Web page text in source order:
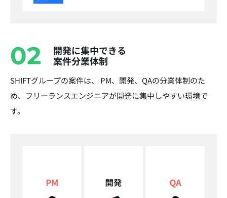
02
開発に集中できる
案件分業体制
SHIFTグループの案件は、 PM、開発、QAの分業体制のた
め、フリーランスエンジニアが開発に集中しやすい環境で
す。